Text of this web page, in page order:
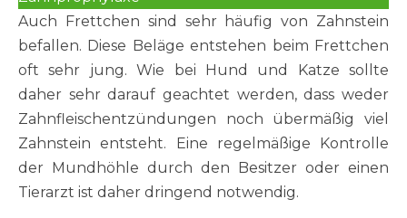
Auch Frettchen sind sehr häufig von Zahnstein
befallen. Diese Beläge entstehen beim Frettchen
oft sehr jung. Wie bei Hund und Katze sollte
daher sehr darauf geachtet werden, dass weder
Zahnfleischentzündungen noch übermäßig viel
Zahnstein entsteht. Eine regelmäßige Kontrolle
der Mundhöhle durch den Besitzer oder einen
Tierarzt ist daher dringend notwendig.